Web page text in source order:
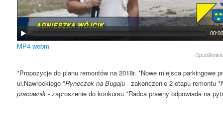
MP4 webm
*Propozycje do planu remontów na 2018r. *Nowe miejsca parkingowe
ul.Nawrockiego *Ryneczek na Bugaju - zakończenie 2 etapu remontu *
pracownik- zaproszenie do konkursu *Radca prawny odpowiada na